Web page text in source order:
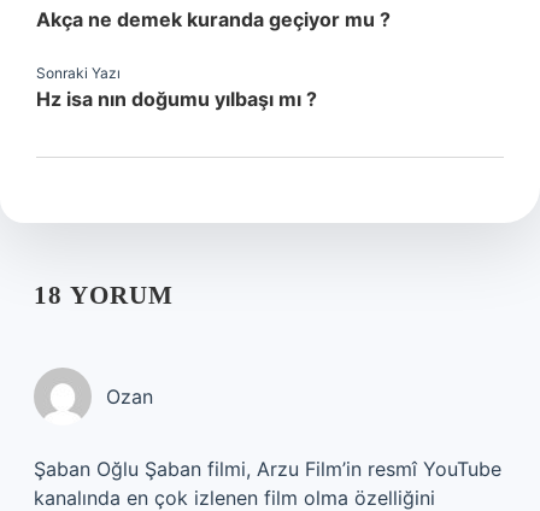
Akça ne demek kuranda geçiyor mu ?
Sonraki Yazı
Hz isa nın doğumu yılbaşı mı ?
18 YORUM
Ozan
Şaban Oğlu Şaban filmi, Arzu Film’in resmî YouTube
kanalında en çok izlenen film olma özelliğini